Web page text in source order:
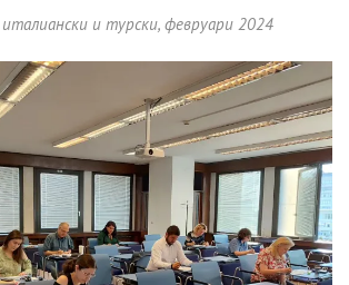
и турски, февруари 2024